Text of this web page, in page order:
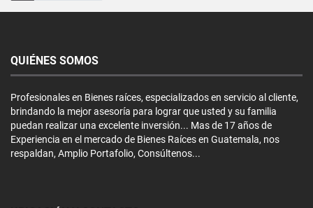
QUIÉNES SOMOS
Profesionales en Bienes raíces, especializados en servicio al cliente,
brindando la mejor asesoría para lograr que usted y su familia
puedan realizar una excelente inversión... Mas de 17 años de
Experiencia en el mercado de Bienes Raíces en Guatemala, nos
respaldan, Amplio Portafolio, Consúltenos...